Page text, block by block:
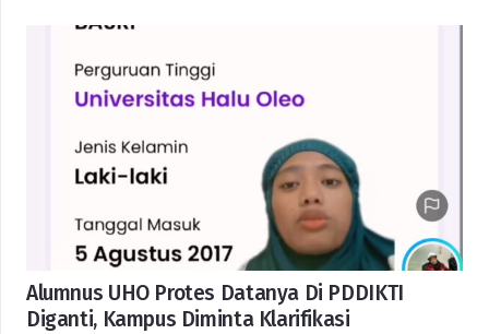
Alumnus UHO Protes Datanya Di PDDIKTI
Diganti, Kampus Diminta Klarifikasi